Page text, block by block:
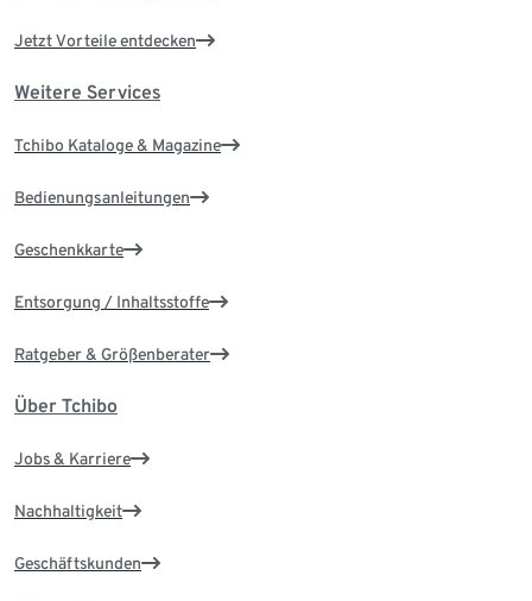
Jetzt Vorteile entdecken
Weitere Services
Tchibo Kataloge & Magazine
Bedienungsanleitungen
Geschenkkarte
Entsorgung / Inhaltsstoffe
Ratgeber & Größenberater
Über Tchibo
Jobs & Karriere
Nachhaltigkeit
Geschäftskunden